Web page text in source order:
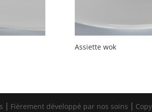
Assiette wok
⎮ Fièrement développé par nos soins ⎮